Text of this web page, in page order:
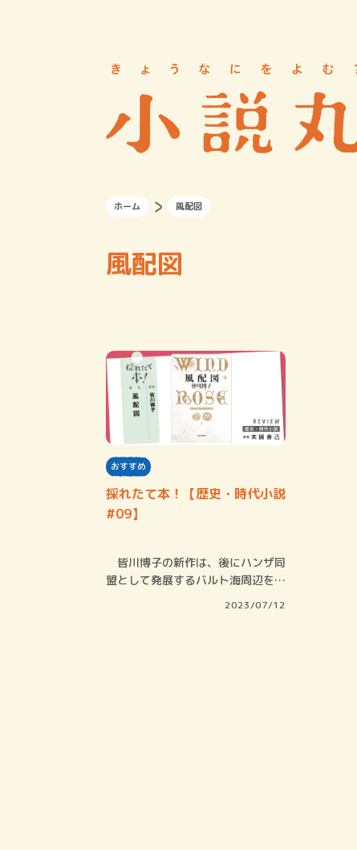
ホーム 風配図
風配図
おすすめ
採れたて本！【歴史・時代小説
#09】
皆川博子の新作は、後にハンザ同
盟として発展するバルト海周辺を舞
2023/07/12